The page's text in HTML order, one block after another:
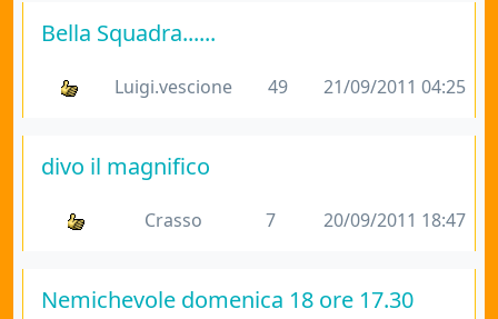
Bella Squadra......
Luigi.vescione 49 21/09/2011 04:25
divo il magnifico
Crasso 7 20/09/2011 18:47
Nemichevole domenica 18 ore 17.30